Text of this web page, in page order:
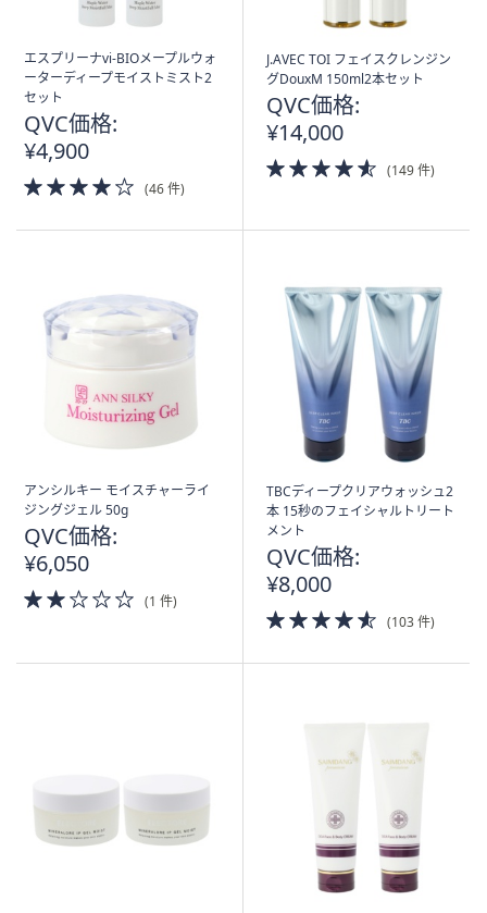
エスプリーナvi-BIOメープルウォ
ーターディープモイストミスト2
セット
QVC価格:
¥4,900
4.0
of
(46 件)
J.AVEC TOI フェイスクレンジン
グDouxM 150ml2本セット
QVC価格:
¥14,000
4.5
of
(149 件)
アンシルキー モイスチャーライ
ジングジェル 50g
QVC価格:
¥6,050
2.0
of
(1 件)
TBCディープクリアウォッシュ2
本 15秒のフェイシャルトリート
メント
QVC価格:
¥8,000
4.5
of
(103 件)